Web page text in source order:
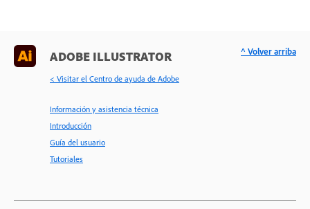
ADOBE ILLUSTRATOR
< Visitar el Centro de ayuda de Adobe
Información y asistencia técnica
Introducción
Guía del usuario
Tutoriales
^ Volver arriba